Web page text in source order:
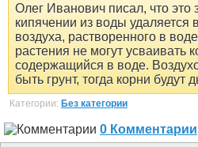
Олег Иванович писал, что это
кипячении из воды удаляется
воздуха, растворенного в
растения не могут усваивать
содержащийся в воде.
быть грунт, тогда корни будут
Категории: Без категории
0 Комментарии